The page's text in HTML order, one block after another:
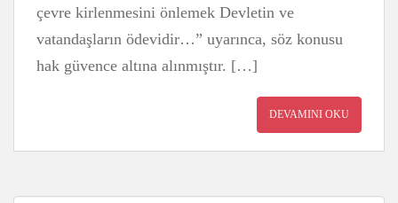
çevre kirlenmesini önlemek Devletin ve
vatandaşların ödevidir…” uyarınca, söz konusu
hak güvence altına alınmıştır. […]
DEVAMINI OKU